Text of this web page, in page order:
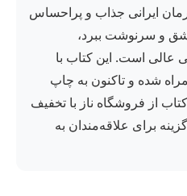
ایرانی جذاب و پراحساس
و سرنوشت ببرد،
عالی است. این کتاب با
شده و تاکنون به چاپ
از فروشگاه ناز با تخفیف
برای علاقه‌مندان به